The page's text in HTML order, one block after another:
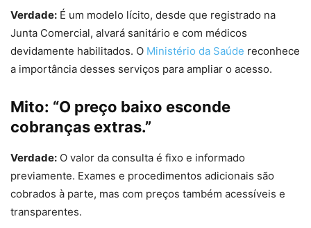
Verdade: É um modelo lícito, desde que registrado na
Junta Comercial, alvará sanitário e com médicos
devidamente habilitados. O Ministério da Saúde reconhece
a importância desses serviços para ampliar o acesso.
Mito: “O preço baixo esconde
cobranças extras.”
Verdade: O valor da consulta é fixo e informado
previamente. Exames e procedimentos adicionais são
cobrados à parte, mas com preços também acessíveis e
transparentes.